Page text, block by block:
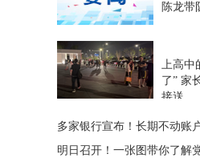
陈龙带
上高中
了” 家
接送
多家银行宣布！长期不动账
明日召开！一张图带你了解